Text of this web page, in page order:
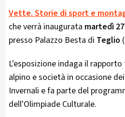
Vette. Storie di sport e
che verrà inaugurata martedì
presso Palazzo Besta di Teglio
L'esposizione indaga il
alpino e società in occasione
Invernali e fa parte del
dell'Olimpiade Culturale.